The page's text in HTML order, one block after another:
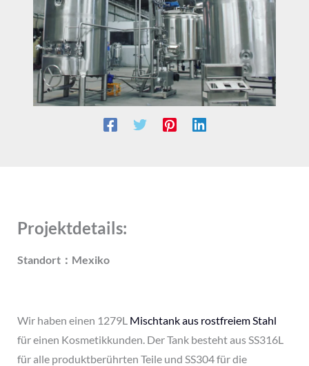
Projektdetails:
Standort：Mexiko
Wir haben einen 1279L Mischtank aus rostfreiem Stahl
für einen Kosmetikkunden. Der Tank besteht aus SS316L
für alle produktberührten Teile und SS304 für die